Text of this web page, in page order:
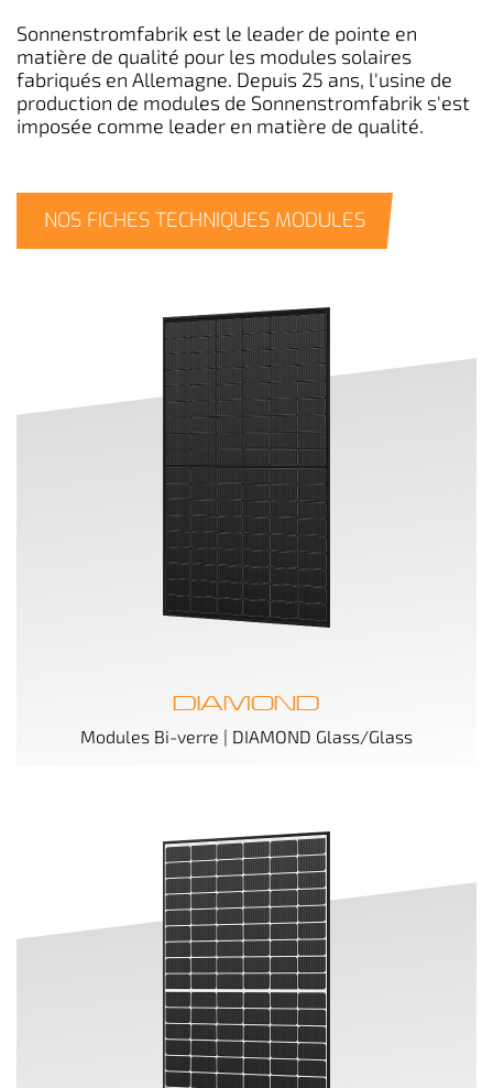
Sonnenstromfabrik est le leader de pointe en
matière de qualité pour les modules solaires
fabriqués en Allemagne. Depuis 25 ans, l'usine de
production de modules de Sonnenstromfabrik s'est
imposée comme leader en matière de qualité.
NOS FICHES TECHNIQUES MODULES
DIAMOND
Modules Bi-verre | DIAMOND Glass/Glass